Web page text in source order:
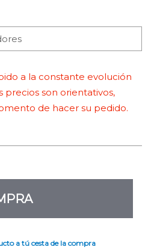
a la constante evolución
precios son orientativos,
de hacer su pedido.
a tú cesta de la compra